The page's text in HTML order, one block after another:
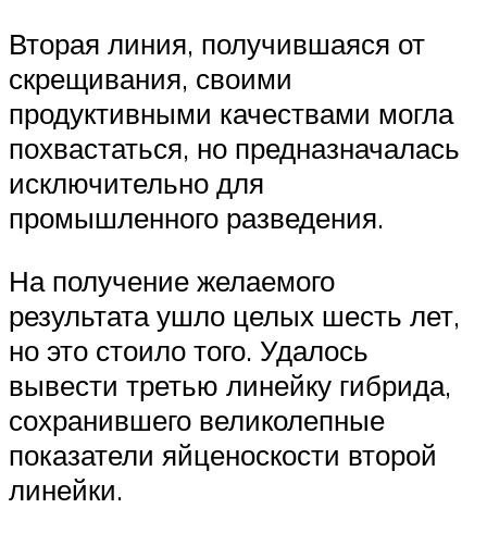
Вторая линия, получившаяся от
скрещивания, своими
продуктивными качествами могла
похвастаться, но предназначалась
исключительно для
промышленного разведения.
На получение желаемого
результата ушло целых шесть лет,
но это стоило того. Удалось
вывести третью линейку гибрида,
сохранившего великолепные
показатели яйценоскости второй
линейки.